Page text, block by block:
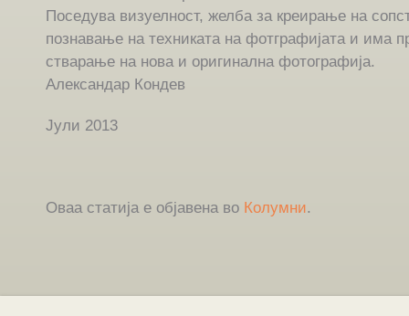
Поседува визуелност, желба за креирање на
познавање на техниката на фотграфијата и има
стварање на нова и оригинална фотографија.
Александар Кондев
Јули 2013
Оваа статија е објавена во Колумни.